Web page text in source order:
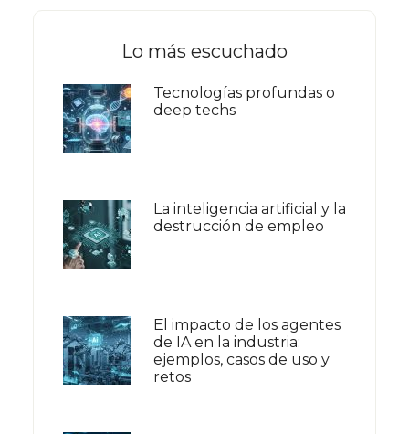
Lo más escuchado
Tecnologías profundas o
deep techs
La inteligencia artificial y la
destrucción de empleo
El impacto de los agentes
de IA en la industria:
ejemplos, casos de uso y
retos